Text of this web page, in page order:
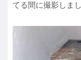
てる間に撮影しまし